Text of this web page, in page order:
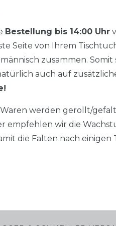
Bestellung bis 14:00 Uhr
Seite von Ihrem
zusammen. Somit
auch auf
Waren werden gerollt/
empfehlen wir die
die Falten nach einigen